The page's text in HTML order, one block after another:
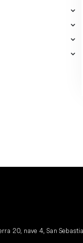
20, nave 4, San